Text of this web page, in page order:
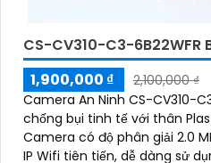
CS-CV310-C3-6B22WFR
1,900,000 ₫
2,100,000 ₫
Camera An Ninh CS-CV310-
chống bụi tinh tế với thân
Camera có độ phân giải 2.0
IP Wifi tiên tiến, dễ dàng sử